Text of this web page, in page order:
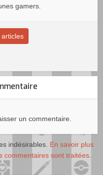
gamers.
articles
un commentaire.
indésirables. En savoir plus
commentaires sont traitées.